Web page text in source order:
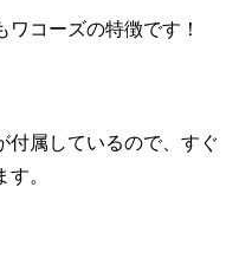
コーズの特徴です！
付属しているので、すぐ
。